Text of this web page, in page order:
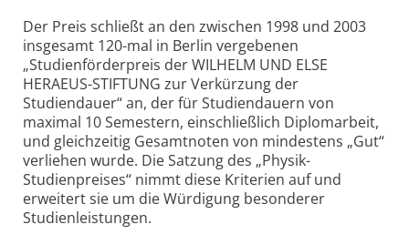
Der Preis schließt an den zwischen 1998 und 2003
insgesamt 120-mal in Berlin vergebenen
„Studienförderpreis der WILHELM UND ELSE
HERAEUS-STIFTUNG zur Verkürzung der
Studiendauer“ an, der für Studiendauern von
maximal 10 Semestern, einschließlich Diplomarbeit,
und gleichzeitig Gesamtnoten von mindestens „Gut“
verliehen wurde. Die Satzung des „Physik-
Studienpreises“ nimmt diese Kriterien auf und
erweitert sie um die Würdigung besonderer
Studienleistungen.